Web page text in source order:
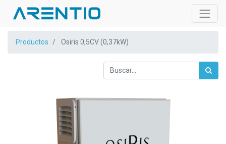
Productos Osiris 0,5CV (0,37kW)